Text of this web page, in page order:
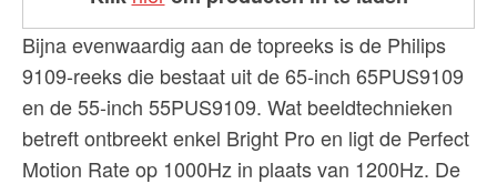
Bijna evenwaardig aan de topreeks is de Philips
9109-reeks die bestaat uit de 65-inch 65PUS9109
en de 55-inch 55PUS9109. Wat beeldtechnieken
betreft ontbreekt enkel Bright Pro en ligt de Perfect
Motion Rate op 1000Hz in plaats van 1200Hz. De